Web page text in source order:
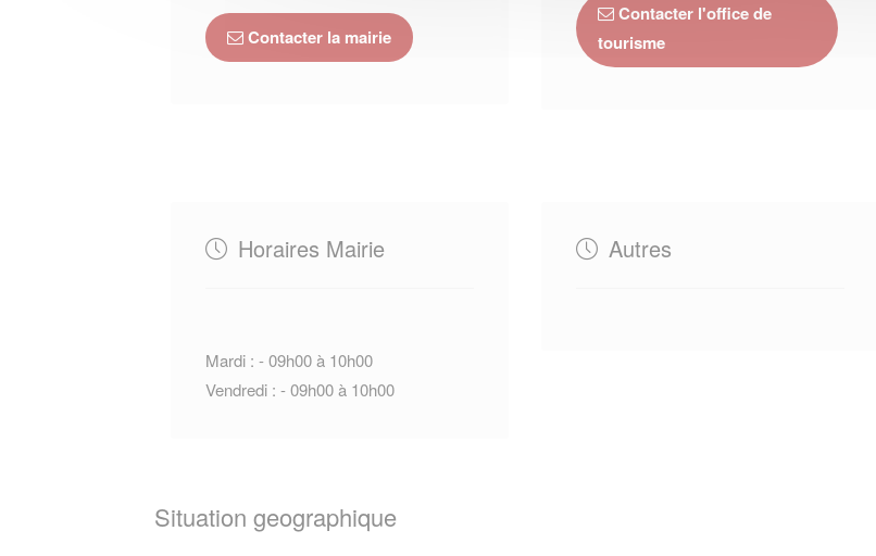
Contacter la mairie
Contacter l'office de
tourisme
Horaires Mairie
Mardi : - 09h00 à 10h00
Vendredi : - 09h00 à 10h00
Autres
Situation geographique